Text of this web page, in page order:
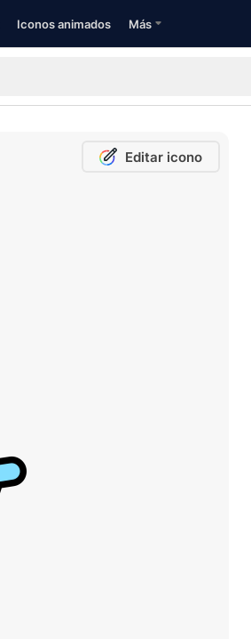
Iconos animados Más
Editar icono